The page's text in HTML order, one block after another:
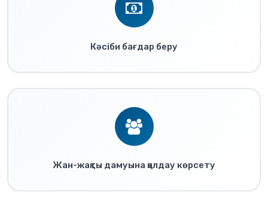
Кәсіби бағдар беру
Жан-жақты дамуына қолдау көрсету